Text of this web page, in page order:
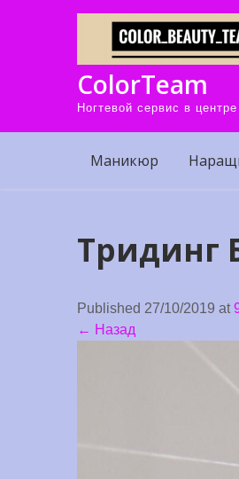
ColorTeam
Ногтевой сервис в
Маникюр
Тридинг
Published 27/10/2019 at
← Назад